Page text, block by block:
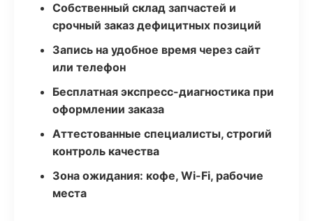
Собственный склад запчастей и
срочный заказ дефицитных позиций
Запись на удобное время через сайт
или телефон
Бесплатная экспресс-диагностика при
оформлении заказа
Аттестованные специалисты, строгий
контроль качества
Зона ожидания: кофе, Wi-Fi, рабочие
места